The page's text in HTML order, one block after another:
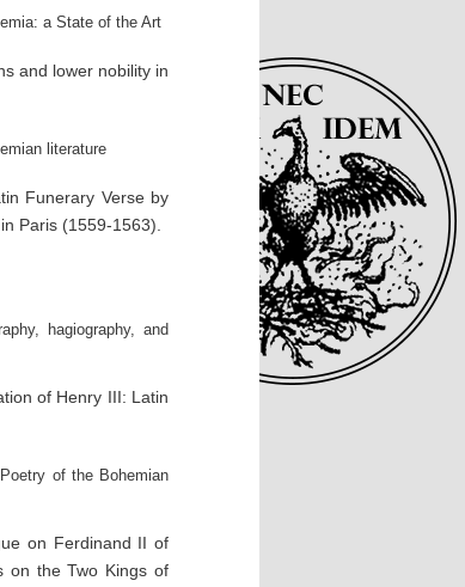
a State of the Art
and lower nobility in
literature
Funerary Verse by
Paris (1559-1563).
hagiography, and
of Henry III: Latin
of the Bohemian
on Ferdinand II of
on the Two Kings of